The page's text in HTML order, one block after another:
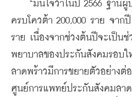
“มั่นใจว่าในปี 2566 ฐานผู้
ครบโควต้า 200,000 ราย จาก
ราย เนื่องจากช่วงต้นปีจะเป็น
พยาบาลของประกันสังคมรอบ
ลาดพร้าวมีการขยายตัวอย่างต่
ศูนย์การแพทย์ประกันสังคมลา